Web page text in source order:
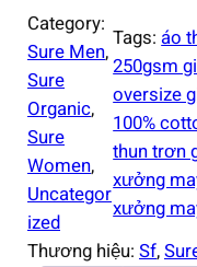
t
h
u
n
t
r
ơ
n
1
Category:
Sure Men
Sure
Organic
Sure
Women
Uncategor
ized
Tags:áo
250gsm
oversize
100%
thun trơn
xưởng
xưởng
Thương hiệu: Sf,